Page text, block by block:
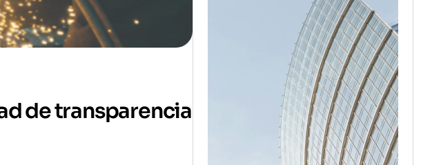
de transparencia